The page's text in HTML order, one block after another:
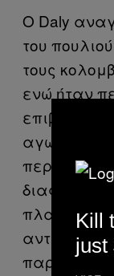
Ο Daly
του
τους
ενώ ήταν
περίεργο
πλανήτη
αντίποδες
παράγουν
Kill
just